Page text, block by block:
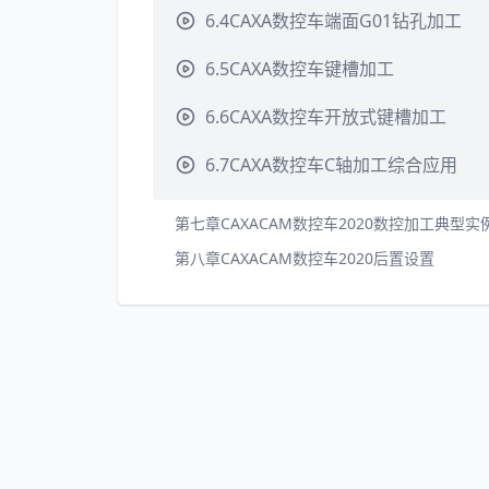
6.4CAXA数控车端面G01钻孔加工
6.5CAXA数控车键槽加工
6.6CAXA数控车开放式键槽加工
6.7CAXA数控车C轴加工综合应用
第七章CAXACAM数控车2020数控加工典型实
第八章CAXACAM数控车2020后置设置